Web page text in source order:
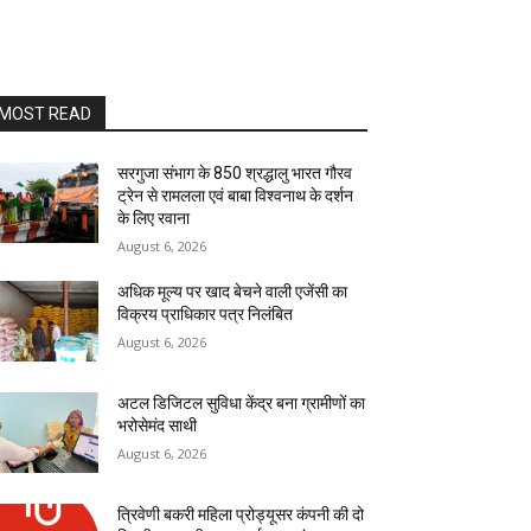
READ
सरगुजा संभाग के 850 श्रद्धालु भारत गौरव
ट्रेन से रामलला एवं बाबा विश्वनाथ के दर्शन
के लिए रवाना
August 6, 2026
अधिक मूल्य पर खाद बेचने वाली एजेंसी का
विक्रय प्राधिकार पत्र निलंबित
August 6, 2026
अटल डिजिटल सुविधा केंद्र बना ग्रामीणों का
भरोसेमंद साथी
August 6, 2026
त्रिवेणी बकरी महिला प्रोड्यूसर कंपनी की दो